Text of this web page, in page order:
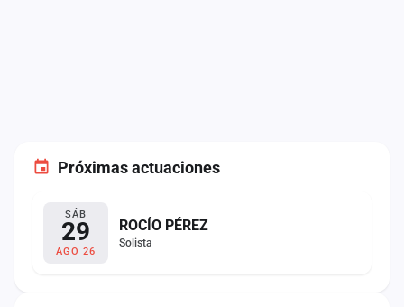
Próximas actuaciones
SÁB
29
AGO 26
ROCÍO PÉREZ
Solista